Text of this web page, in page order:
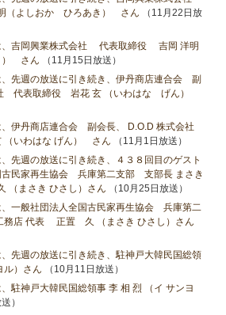
（よしおか ひろあき） さん （11月22日放
、吉岡興業株式会社 代表取締役 吉岡 洋明
） さん （11月15日放送）
、先週の放送に引き続き、伊丹商店連合会 副
代表取締役 岩花 玄 （いわはな げん）
、伊丹商店連合会 副会長、 D.O.D 株式会社
いわはな げん） さん （11月1日放送）
先週の放送に引き続き、４３８回目のゲスト
古民家再生協会 兵庫第二支部 支部長 まさき
まさき ひさし）さん （10月25日放送）
、一般社団法人全国古民家再生協会 兵庫第二
務店 代表 正置 久 （まさき ひさし）さん
先週の放送に引き続き、駐神戸大韓民国総領
ル）さん （10月11日放送）
駐神戸大韓民国総領事 李 相 烈 （イ サンヨ
）